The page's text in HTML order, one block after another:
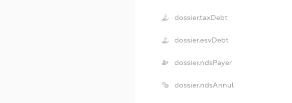
dossier.taxDebt
dossier.esvDebt
dossier.ndsPayer
dossier.ndsAnnul